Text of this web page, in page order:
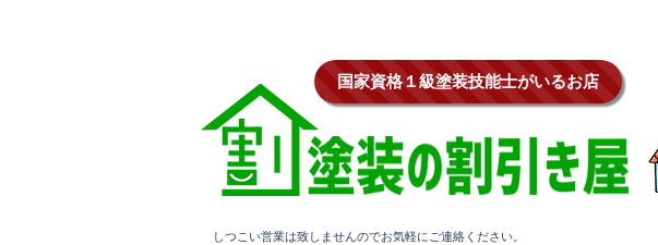
​国家資格１級塗装技能士がいるお店
​しつこい営業は致しませんのでお気軽にご連絡ください。